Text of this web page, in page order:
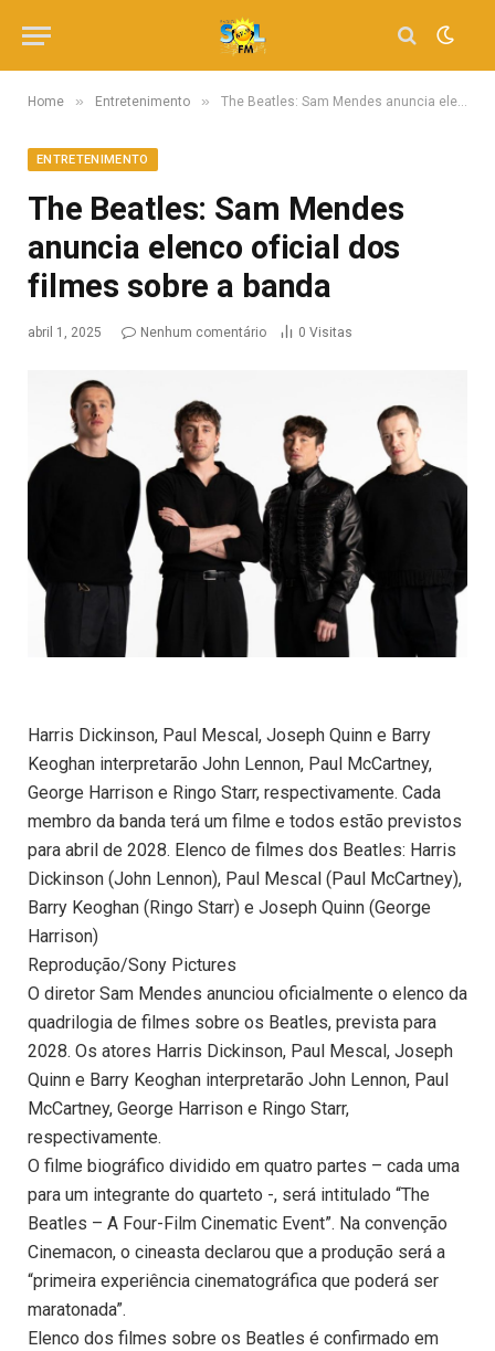
Home » Entretenimento » The Beatles: Sam Mendes anuncia elenco oficial dos filmes sobre a banda
ENTRETENIMENTO
The Beatles: Sam Mendes
anuncia elenco oficial dos
filmes sobre a banda
abril 1, 2025 Nenhum comentário 0 Visitas
Harris Dickinson, Paul Mescal, Joseph Quinn e Barry
Keoghan interpretarão John Lennon, Paul McCartney,
George Harrison e Ringo Starr, respectivamente. Cada
membro da banda terá um filme e todos estão previstos
para abril de 2028. Elenco de filmes dos Beatles: Harris
Dickinson (John Lennon), Paul Mescal (Paul McCartney),
Barry Keoghan (Ringo Starr) e Joseph Quinn (George
Harrison)
Reprodução/Sony Pictures
O diretor Sam Mendes anunciou oficialmente o elenco da
quadrilogia de filmes sobre os Beatles, prevista para
2028. Os atores Harris Dickinson, Paul Mescal, Joseph
Quinn e Barry Keoghan interpretarão John Lennon, Paul
McCartney, George Harrison e Ringo Starr,
respectivamente.
O filme biográfico dividido em quatro partes – cada uma
para um integrante do quarteto -, será intitulado “The
Beatles – A Four-Film Cinematic Event”. Na convenção
Cinemacon, o cineasta declarou que a produção será a
“primeira experiência cinematográfica que poderá ser
maratonada”.
Elenco dos filmes sobre os Beatles é confirmado em